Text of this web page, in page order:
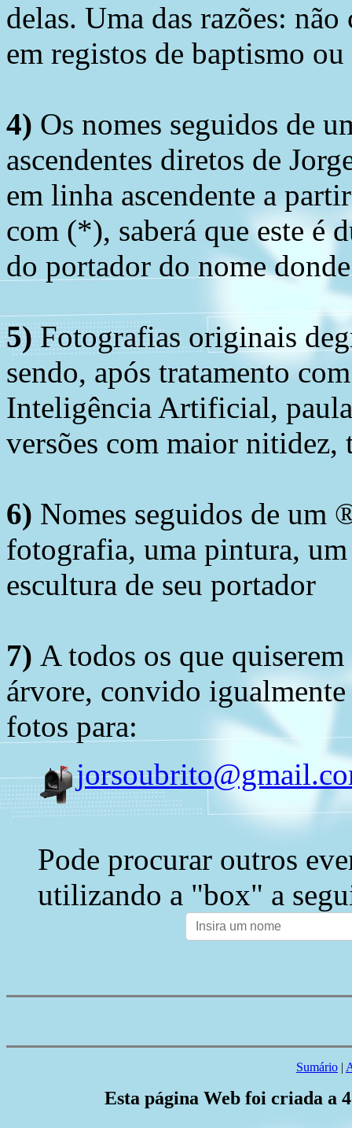
delas. Uma das razões:
em registos de baptismo
4) Os nomes seguidos de
ascendentes diretos de
em linha ascendente a
com (*), saberá que este é
do portador do nome
5) Fotografias originais
sendo, após tratamento
Inteligência Artificial,
versões com maior nitidez,
6) Nomes seguidos de um
fotografia, uma pintura,
escultura de seu portador
7) A todos os que
árvore, convido
fotos para:
Pode procurar outros
utilizando a "box" a
Sumário |
Esta página Web foi criada a